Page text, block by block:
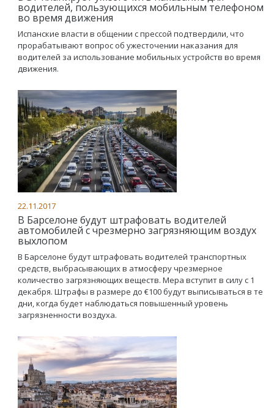
водителей, пользующихся мобильным телефоном
во время движения
Испанские власти в общении с прессой подтвердили, что
прорабатывают вопрос об ужесточении наказания для
водителей за использование мобильных устройств во время
движения.
22.11.2017
В Барселоне будут штрафовать водителей
автомобилей с чрезмерно загрязняющим воздух
выхлопом
В Барселоне будут штрафовать водителей транспортных
средств, выбрасывающих в атмосферу чрезмерное
количество загрязняющих веществ. Мера вступит в силу с 1
декабря. Штрафы в размере до €100 будут выписываться в те
дни, когда будет наблюдаться повышенный уровень
загрязненности воздуха.